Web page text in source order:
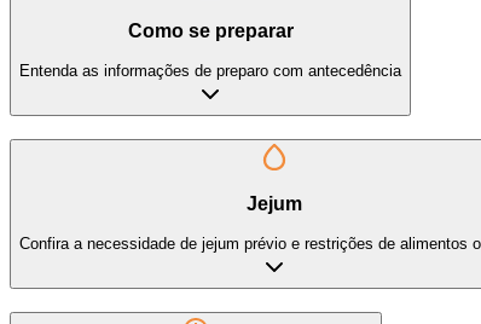
Como se preparar
Entenda as informações de preparo com antecedência
Jejum
Confira a necessidade de jejum prévio e restrições de alimentos